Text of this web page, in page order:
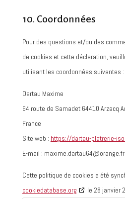
10. Coordonnées
Pour des questions et/ou des
de cookies et cette déclaration,
utilisant les coordonnées suivantes :
Dartau Maxime
64 route de Samadet 64410 Arzacq
France
Site web : https://dartau-platrerie-
E-mail : maxime.dartau64@orange.fr
Cette politique de cookies a été
cookiedatabase.org
le 28 janvier